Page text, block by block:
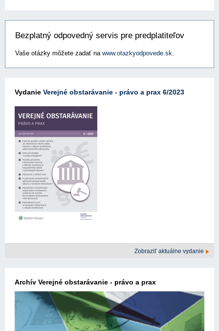
Bezplatný odpovedný servis pre predplatiteľov
Vaše otázky môžete zadať na www.otazkyodpovede.sk.
Vydanie Verejné obstarávanie - právo a prax 6/2023
Zobraziť aktuálne vydanie
Archív Verejné obstarávanie - právo a prax